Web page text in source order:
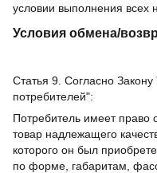
условии выполнения всех
Условия обмена/
Статья 9. Согласно
потребителей":
Потребитель имеет право
товар надлежащего
которого он был
по форме, габаритам,